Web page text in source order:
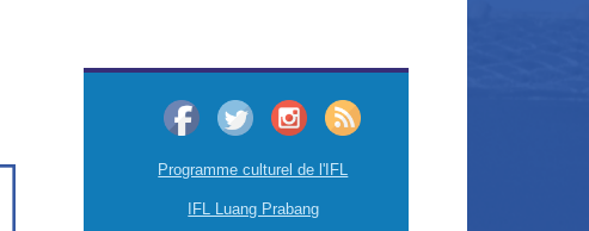
Programme culturel de l'IFL
IFL Luang Prabang